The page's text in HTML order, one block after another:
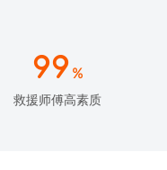
99 %
救援师傅高素质